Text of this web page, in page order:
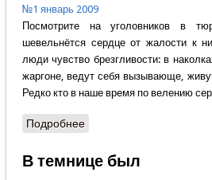
№1 январь 2009
Посмотрите на уголовников в
шевельнётся сердце от жалости к
люди чувство брезгливости: в
жаргоне, ведут себя вызывающе,
Редко кто в наше время по велению
Подробнеео Николай Сегень -
В темнице был